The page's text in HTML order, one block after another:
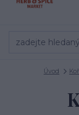
Úvod